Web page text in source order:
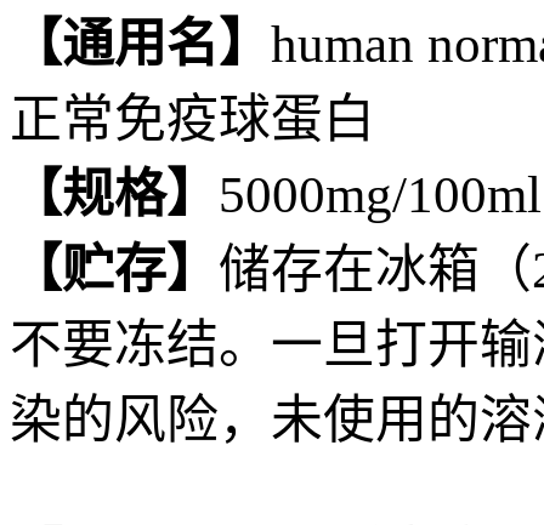
【通用名】 human
正常免疫球蛋白
【规格】 5000mg/
【贮存】 储存在冰箱（
不要冻结。一旦打开
染的风险，未使用的